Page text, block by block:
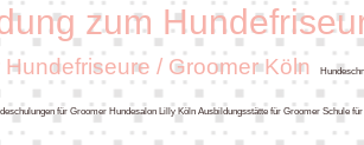
zum
/ Groomer Köln
für Groomer Hundesalon Lilly Köln Ausbildungsstätte für Groomer Schule